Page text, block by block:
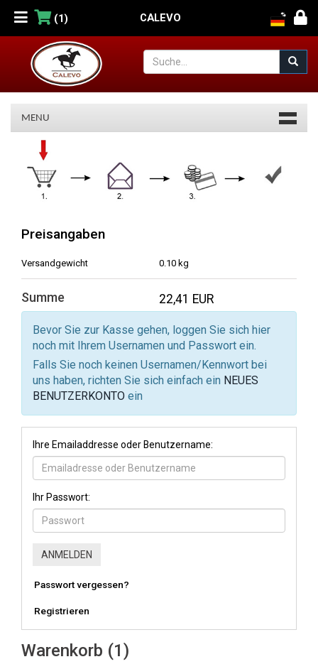
(1) CALEVO
MENU
Warenkorb
Preisangaben
Versandgewicht 0.10 kg
Summe 22,41 EUR
Bevor Sie zur Kasse gehen, loggen Sie sich hier
noch mit Ihrem Usernamen und Passwort ein.
Falls Sie noch keinen Usernamen/Kennwort bei
uns haben, richten Sie sich einfach ein NEUES
BENUTZERKONTO ein
Ihre Emailaddresse oder Benutzername:
Ihr Passwort:
Passwort vergessen?
Registrieren
Warenkorb (1)